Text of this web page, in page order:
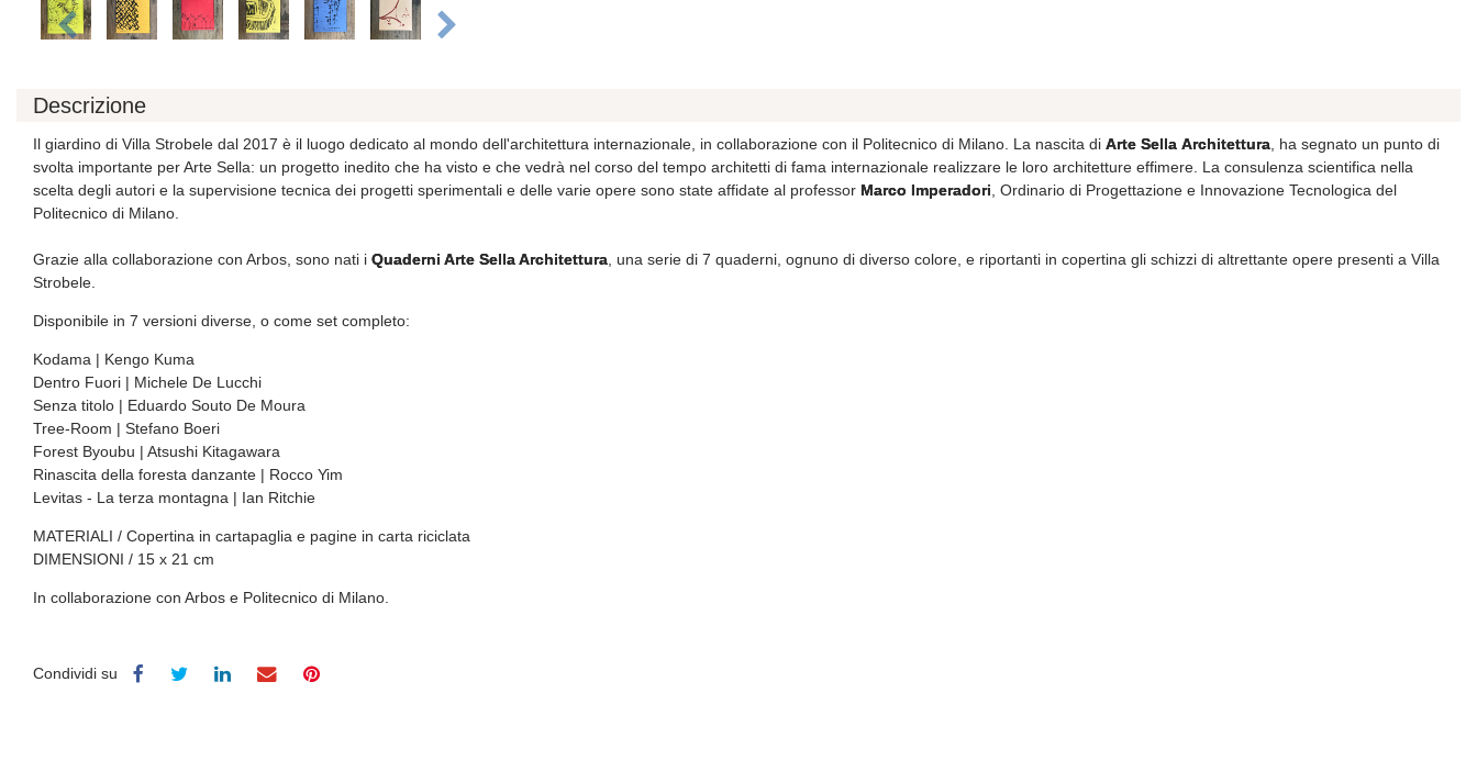
Descrizione
Il giardino di Villa Strobele dal 2017 è il luogo dedicato al mondo dell'architettura internazionale, in collaborazione con il Politecnico di Milano. La nascita di Arte Sella Architettura , ha segnato un punto di
svolta importante per Arte Sella: un progetto inedito che ha visto e che vedrà nel corso del tempo architetti di fama internazionale realizzare le loro architetture effimere. La consulenza scientifica nella
scelta degli autori e la supervisione tecnica dei progetti sperimentali e delle varie opere sono state affidate al professor Marco Imperadori , Ordinario di Progettazione e Innovazione Tecnologica del
Politecnico di Milano.
Grazie alla collaborazione con Arbos, sono nati i Quaderni Arte Sella Architettura , una serie di 7 quaderni, ognuno di diverso colore, e riportanti in copertina gli schizzi di altrettante opere presenti a Villa
Strobele.
Disponibile in 7 versioni diverse, o come set completo:
Kodama | Kengo Kuma
Dentro Fuori | Michele De Lucchi
Senza titolo | Eduardo Souto De Moura
Tree-Room | Stefano Boeri
Forest Byoubu | Atsushi Kitagawara
Rinascita della foresta danzante | Rocco Yim
Levitas - La terza montagna | Ian Ritchie
MATERIALI / Copertina in cartapaglia e pagine in carta riciclata
DIMENSIONI / 15 x 21 cm
In collaborazione con Arbos e Politecnico di Milano.
Condividi su